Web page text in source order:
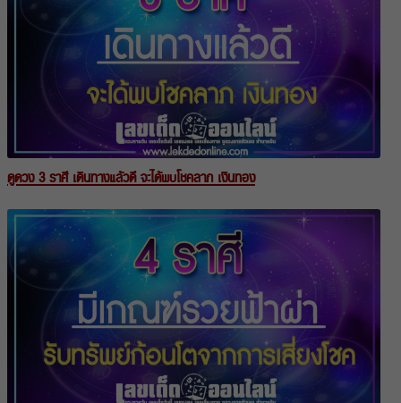
ดูดวง 3 ราศี เดินทางแล้วดี จะได้พบโชคลาภ เงินทอง